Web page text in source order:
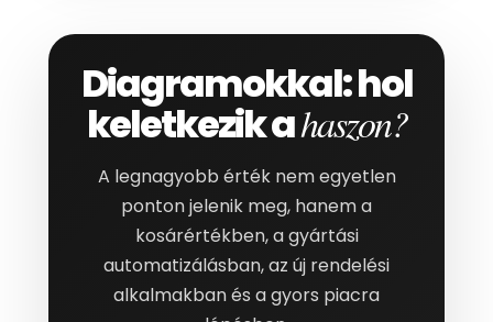
Diagramokkal: hol
keletkezik ahaszon?
A legnagyobb érték nem egyetlen
ponton jelenik meg, hanem a
kosárértékben, a gyártási
automatizálásban, az új rendelési
alkalmakban és a gyors piacra